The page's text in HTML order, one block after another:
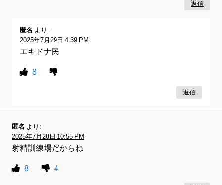
返信
匿名 より:
2025年7月29日 4:39 PM
エキドナ民
8
返信
匿名 より:
2025年7月28日 10:55 PM
射精訓練場だからね
8 4